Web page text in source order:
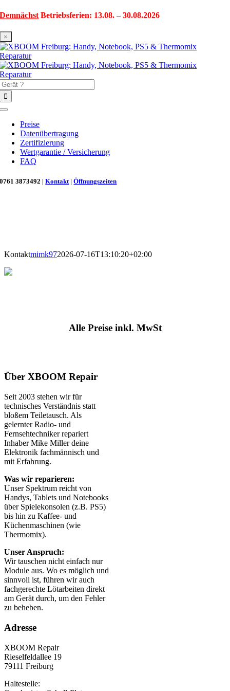
Zum
springen
Demnächst Betriebsferien: 13.08. – 30.08.2026
×
Toggle
Navigation
Preise
Datenübertragung
Zertifizierung
Wertgarantie / Versicherung
FAQ
0761 3873492 |Kontakt |Öffnungszeiten
Kontaktmimk972026-07-16T13:10:20+02:00
Alle Preise inkl. MwSt
Über XBOOM Repair
Seit 2003 stehen wir für
technisches Verständnis statt
bloßem Teiletausch. Als
gelernter Radio- und
Fernsehtechniker repariert
Inhaber Mike Miller deine
Elektronik fachmännisch und
mit Erfahrung.
Was wir reparieren:
Unser Spektrum reicht von
Handys, Tablets und Notebooks
über Spielekonsolen (z.B. PS5)
bis hin zu Kaffee- und
Küchenmaschinen (wie
Thermomix).
Unser Anspruch:
Wir tauschen nicht einfach nur
Module aus. Wo es möglich und
sinnvoll ist, führen wir auch
fachgerechte Lötarbeiten direkt
am Gerät durch, um den Fehler
zu beheben.
Adresse
XBOOM Repair
Rieselfeldallee 19
79111 Freiburg
Haltestelle: